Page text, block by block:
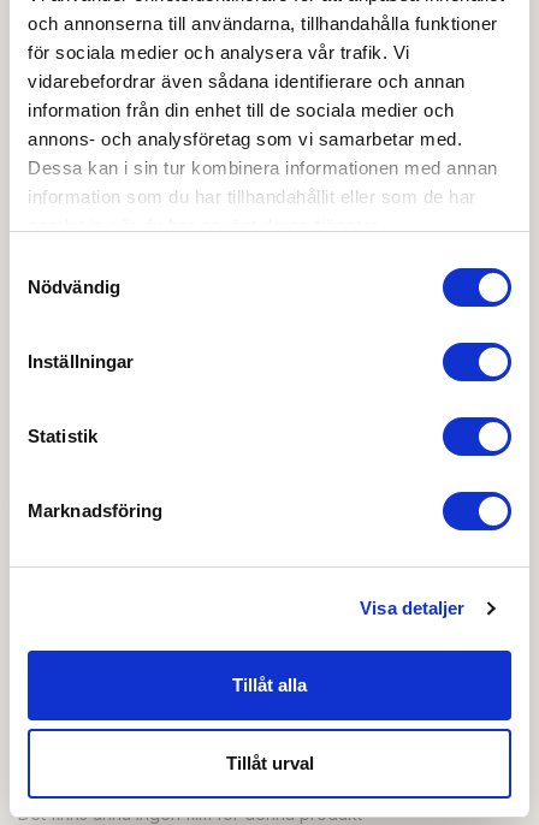
och annonserna till användarna, tillhandahålla funktioner
för sociala medier och analysera vår trafik. Vi
vidarebefordrar även sådana identifierare och annan
information från din enhet till de sociala medier och
annons- och analysföretag som vi samarbetar med.
Dessa kan i sin tur kombinera informationen med annan
information som du har tillhandahållit eller som de har
Nödvändig
Inställningar
Statistik
Marknadsföring
Visa detaljer
Tillåt alla
Tillåt urval
Ritning PDF
Service & Underhåll 5-års Garanti
uppdaterade dokument hos leverantören. Vi jobbar
Skapa konto
produktblad, ritningar, monteringsbeskrivningar samt
övriga dokument.
Det finns ännu ingen film för denna produkt